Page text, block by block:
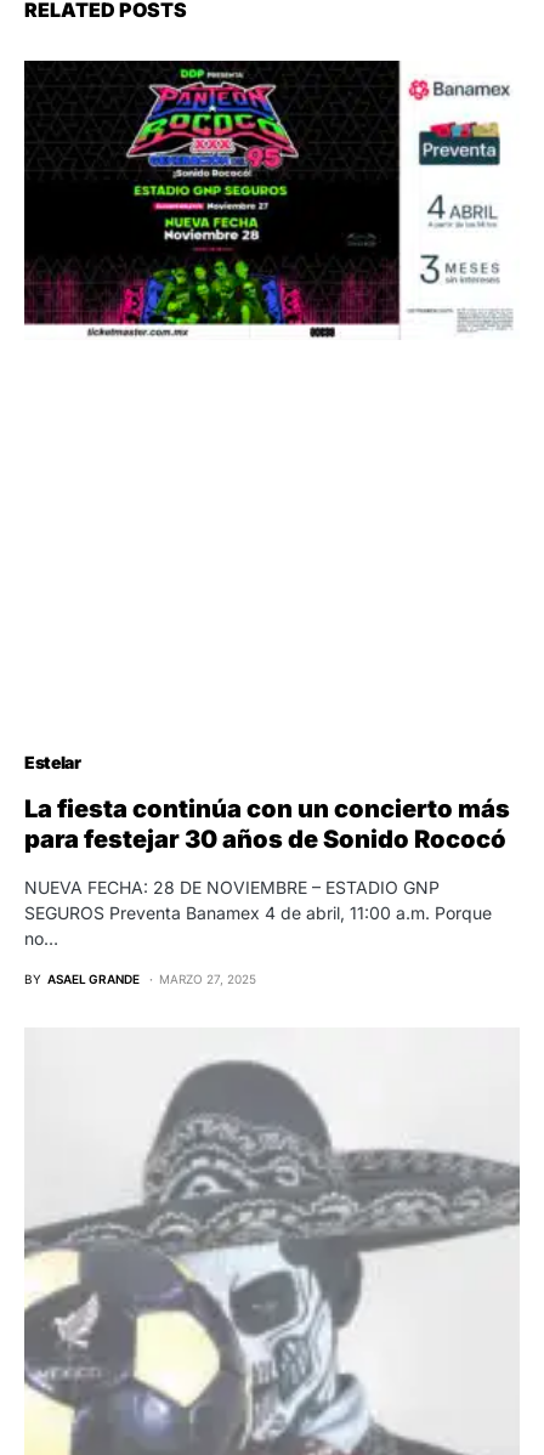
RELATED POSTS
Estelar
La fiesta continúa con un concierto más
para festejar 30 años de Sonido Rococó
NUEVA FECHA: 28 DE NOVIEMBRE – ESTADIO GNP
SEGUROS Preventa Banamex 4 de abril, 11:00 a.m. Porque
no…
BY ASAEL GRANDE MARZO 27, 2025